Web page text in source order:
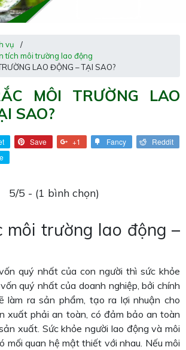
vụ
/
tích môi trường lao động
LAO ĐỘNG – TẠI SAO?
MÔI TRƯỜNG LAO
SAO?
Save +1 Fancy
Reddit
5/5 - (1 bình chọn)
môi trường lao động –
quý nhất của con người thì sức khỏe
quý nhất của doanh nghiệp, bởi chính
làm ra sản phẩm, tạo ra lợi nhuận cho
xuất phải an toàn, có đảm bảo an toàn
xuất. Sức khỏe người lao động và môi
mối quan hệ mật thiết với nhau. Nếu môi